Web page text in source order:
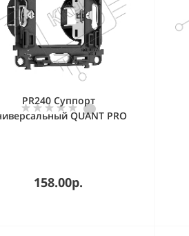
PR240 Суппорт
QUANT PRO
158.00р.